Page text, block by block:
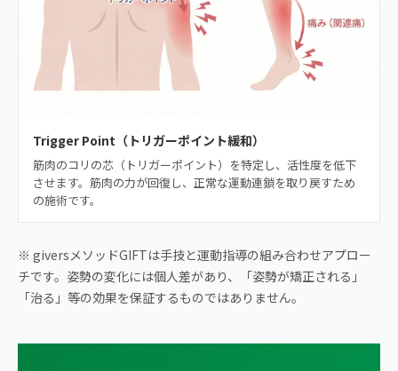
Trigger Point（トリガーポイント緩和）
筋肉のコリの芯（トリガーポイント）を特定し、活性度を低下
させます。筋肉の力が回復し、正常な運動連鎖を取り戻すため
の施術です。
※ giversメソッドGIFTは手技と運動指導の組み合わせアプロー
チです。姿勢の変化には個人差があり、「姿勢が矯正される」
「治る」等の効果を保証するものではありません。